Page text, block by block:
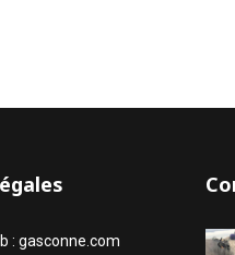
: gasconne.com